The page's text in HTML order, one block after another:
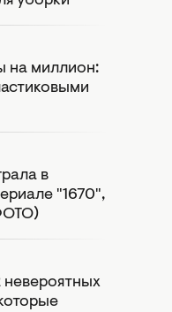
на миллион:
в
"1670",